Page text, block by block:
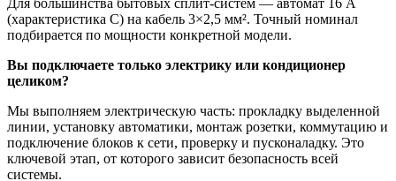
(характеристика C) на кабель 3×2,5 мм². Точный номинал
подбирается по мощности конкретной модели.
Вы подключаете только электрику или кондиционер
целиком?
Мы выполняем электрическую часть: прокладку выделенной
линии, установку автоматики, монтаж розетки, коммутацию и
подключение блоков к сети, проверку и пусконаладку. Это
ключевой этап, от которого зависит безопасность всей
системы.